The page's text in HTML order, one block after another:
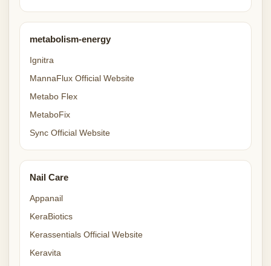
metabolism-energy
Ignitra
MannaFlux Official Website
Metabo Flex
MetaboFix
Sync Official Website
Nail Care
Appanail
KeraBiotics
Kerassentials Official Website
Keravita